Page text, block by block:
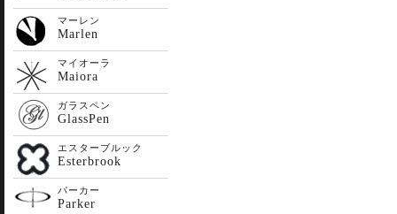
マーレン
Marlen
マイオーラ
Maiora
ガラスペン
GlassPen
エスターブルック
Esterbrook
パーカー
Parker